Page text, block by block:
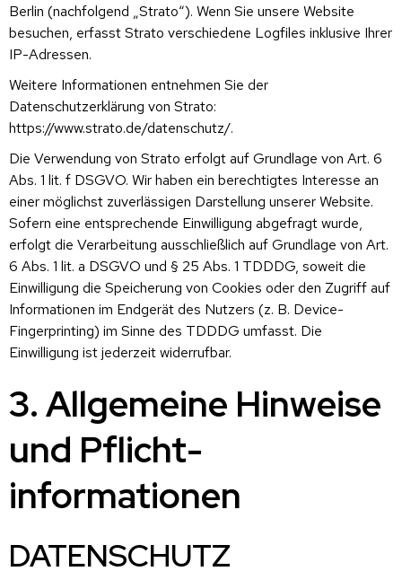
Berlin (nachfolgend „Strato“). Wenn Sie unsere Website
besuchen, erfasst Strato verschiedene Logfiles inklusive Ihrer
IP-Adressen.
Weitere Informationen entnehmen Sie der
Datenschutzerklärung von Strato:
https://www.strato.de/datenschutz/.
Die Verwendung von Strato erfolgt auf Grundlage von Art. 6
Abs. 1 lit. f DSGVO. Wir haben ein berechtigtes Interesse an
einer möglichst zuverlässigen Darstellung unserer Website.
Sofern eine entsprechende Einwilligung abgefragt wurde,
erfolgt die Verarbeitung ausschließlich auf Grundlage von Art.
6 Abs. 1 lit. a DSGVO und § 25 Abs. 1 TDDDG, soweit die
Einwilligung die Speicherung von Cookies oder den Zugriff auf
Informationen im Endgerät des Nutzers (z. B. Device-
Fingerprinting) im Sinne des TDDDG umfasst. Die
Einwilligung ist jederzeit widerrufbar.
3. Allgemeine Hinweise
und Pflicht­
informationen
DATENSCHUTZ